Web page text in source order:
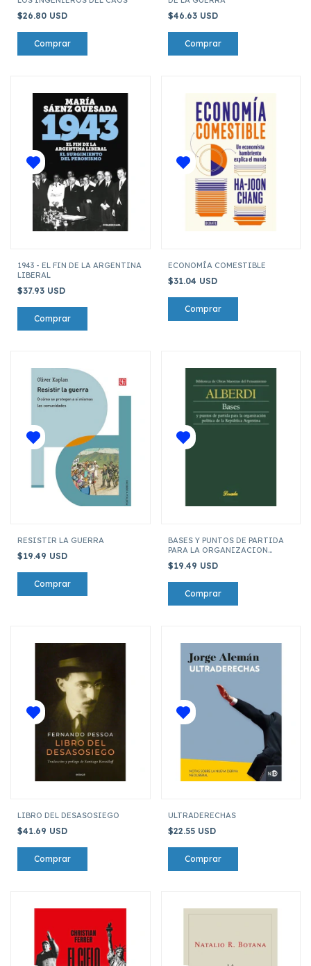
$26.80 USD $46.63 USD
1943 - EL FIN DE LA ARGENTINA
LIBERAL
$37.93 USD
ECONOMÍA COMESTIBLE
$31.04 USD
RESISTIR LA GUERRA
$19.49 USD
BASES Y PUNTOS DE PARTIDA
PARA LA ORGANIZACION
$19.49 USD
LIBRO DEL DESASOSIEGO
$41.69 USD
ULTRADERECHAS
$22.55 USD